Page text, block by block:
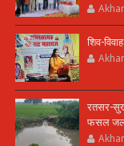
शिव-
रतसर-
फसल